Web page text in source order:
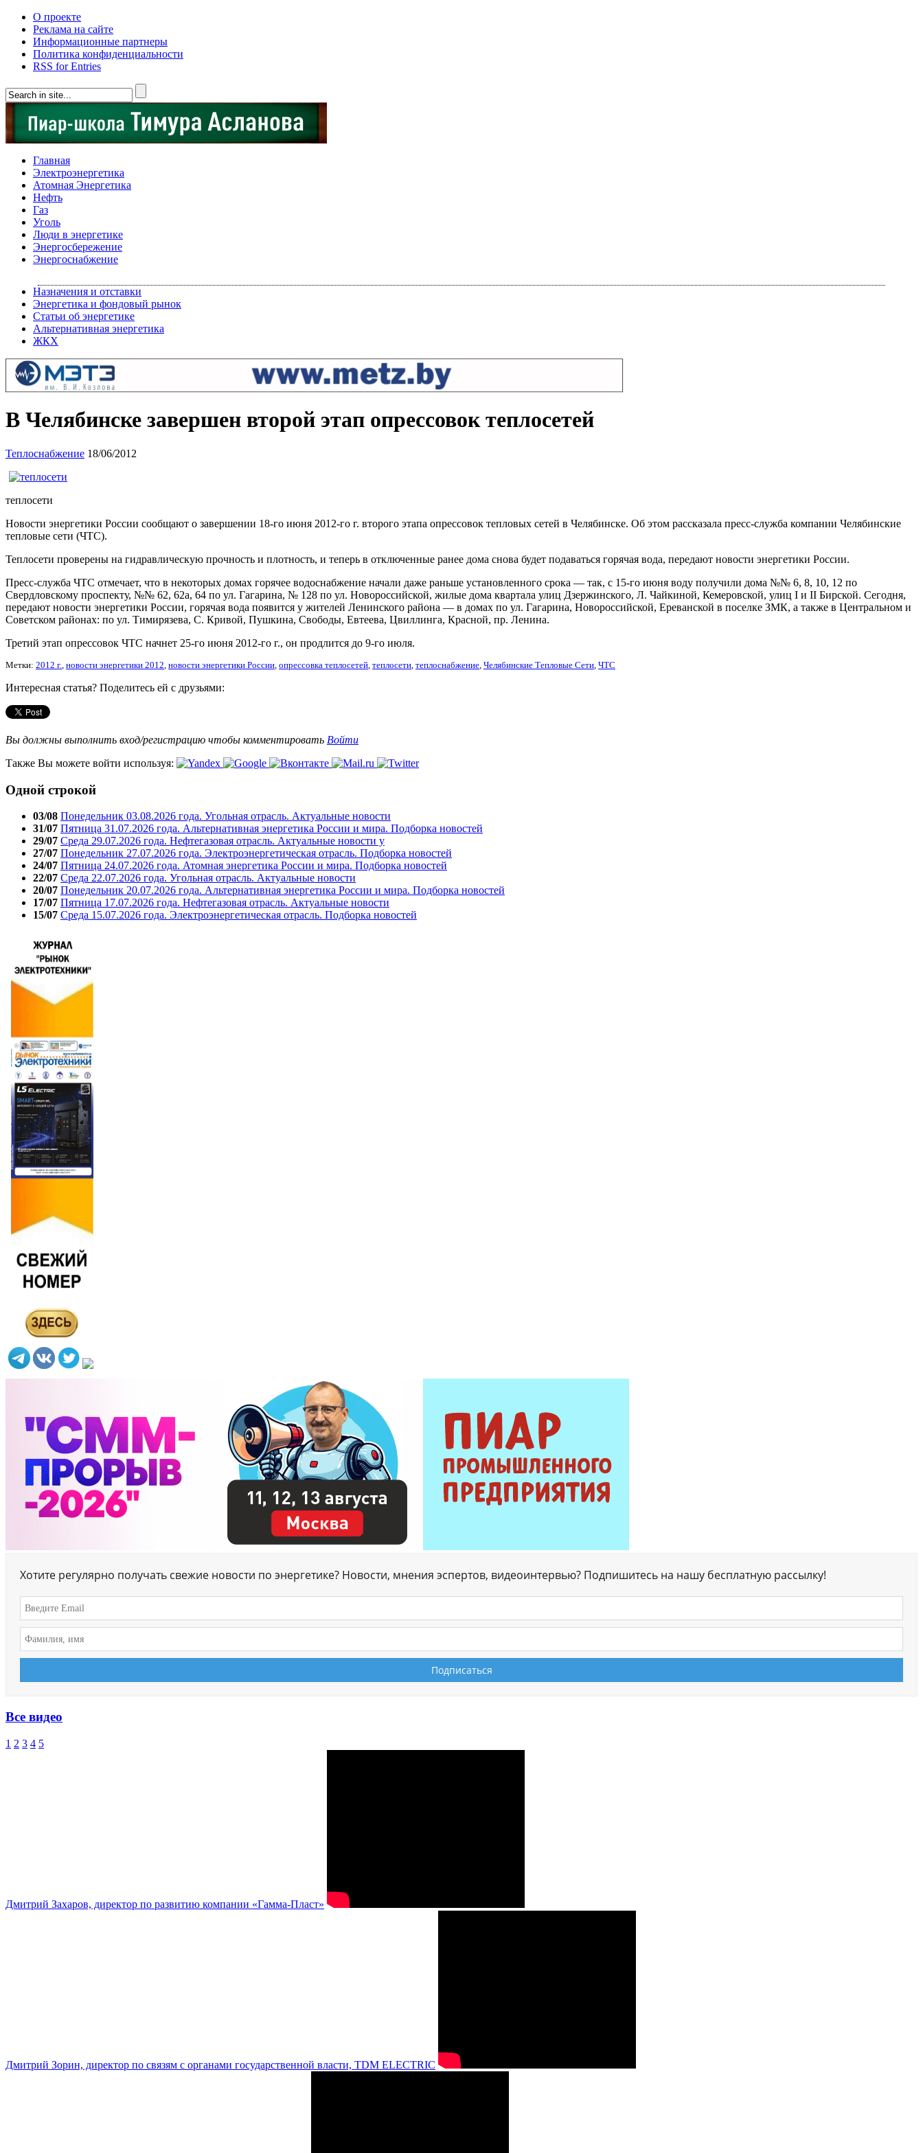
О проекте
Реклама на сайте
Информационные партнеры
Политика конфиденциальности
RSS for Entries
Главная
Электроэнергетика
Атомная Энергетика
Нефть
Газ
Уголь
Люди в энергетике
Энергосбережение
Энергоснабжение
Назначения и отставки
Энергетика и фондовый рынок
Статьи об энергетике
Альтернативная энергетика
ЖКХ
В Челябинске завершен второй этап опрессовок теплосетей
Теплоснабжение 18/06/2012
теплосети
Новости энергетики России сообщают о завершении 18-го июня 2012-го г. второго этапа опрессовок тепловых сетей в Челябинске. Об этом рассказала пресс-служба компании Челябинские
тепловые сети (ЧТС).
Теплосети проверены на гидравлическую прочность и плотность, и теперь в отключенные ранее дома снова будет подаваться горячая вода, передают новости энергетики России.
Пресс-служба ЧТС отмечает, что в некоторых домах горячее водоснабжение начали даже раньше установленного срока — так, с 15-го июня воду получили дома №№ 6, 8, 10, 12 по
Свердловскому проспекту, №№ 62, 62а, 64 по ул. Гагарина, № 128 по ул. Новороссийской, жилые дома квартала улиц Дзержинского, Л. Чайкиной, Кемеровской, улиц I и II Бирской. Сегодня,
передают новости энергетики России, горячая вода появится у жителей Ленинского района — в домах по ул. Гагарина, Новороссийской, Ереванской в поселке ЗМК, а также в Центральном и
Советском районах: по ул. Тимирязева, С. Кривой, Пушкина, Свободы, Евтеева, Цвиллинга, Красной, пр. Ленина.
Третий этап опрессовок ЧТС начнет 25-го июня 2012-го г., он продлится до 9-го июля.
Метки: 2012 г., новости энергетики 2012, новости энергетики России, опрессовка теплосетей, теплосети, теплоснабжение, Челябинские Тепловые Сети, ЧТС
Интересная статья? Поделитесь ей с друзьями:
Вы должны выполнить вход/регистрацию чтобы комментировать Войти
Также Вы можете войти используя:
Одной строкой
03/08 Понедельник 03.08.2026 года. Угольная отрасль. Актуальные новости
31/07 Пятница 31.07.2026 года. Альтернативная энергетика России и мира. Подборка новостей
29/07 Среда 29.07.2026 года. Нефтегазовая отрасль. Актуальные новости у
27/07 Понедельник 27.07.2026 года. Электроэнергетическая отрасль. Подборка новостей
24/07 Пятница 24.07.2026 года. Атомная энергетика России и мира. Подборка новостей
22/07 Среда 22.07.2026 года. Угольная отрасль. Актуальные новости
20/07 Понедельник 20.07.2026 года. Альтернативная энергетика России и мира. Подборка новостей
17/07 Пятница 17.07.2026 года. Нефтегазовая отрасль. Актуальные новости
15/07 Среда 15.07.2026 года. Электроэнергетическая отрасль. Подборка новостей
Хотите регулярно получать свежие новости по энергетике? Новости, мнения эспертов, видеоинтервью? Подпишитесь на нашу бесплатную рассылку!
Все видео
1 2 3 4 5
Дмитрий Захаров, директор по развитию компании «Гамма-Пласт»
Дмитрий Зорин, директор по связям с органами государственной власти, TDM ELECTRIC